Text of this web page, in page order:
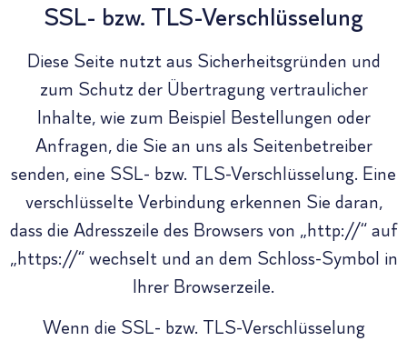
SSL- bzw. TLS-Verschlüsselung
Diese Seite nutzt aus Sicherheitsgründen und
zum Schutz der Übertragung vertraulicher
Inhalte, wie zum Beispiel Bestellungen oder
Anfragen, die Sie an uns als Seitenbetreiber
senden, eine SSL- bzw. TLS-Verschlüsselung. Eine
verschlüsselte Verbindung erkennen Sie daran,
dass die Adresszeile des Browsers von „http://“ auf
„https://“ wechselt und an dem Schloss-Symbol in
Ihrer Browserzeile.
Wenn die SSL- bzw. TLS-Verschlüsselung